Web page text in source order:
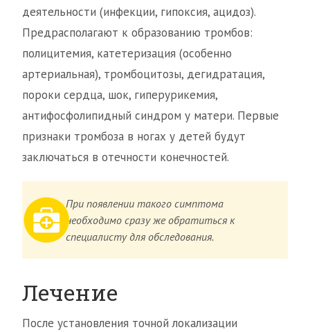
деятельности (инфекции, гипоксия, ацидоз).
Предрасполагают к образованию тромбов:
полицитемия, катетеризация (особенно
артериальная), тромбоцитозы, дегидратация,
пороки сердца, шок, гиперурикемия,
антифосфолипидный синдром у матери. Первые
признаки тромбоза в ногах у детей будут
заключаться в отечности конечностей.
При появлении такого симптома
необходимо сразу же обратиться к
специалисту для обследования.
Лечение
После установления точной локализации